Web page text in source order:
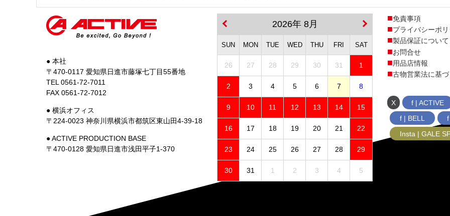
● 本社
〒470-0117 愛知県日進市藤塚七丁目55番地
TEL 0561-72-7011
FAX 0561-72-7012
● 横浜オフィス
〒224-0023 神奈川県横浜市都筑区東山田4-39-18
● ACTIVE PRODUCTION BASE
〒470-0128 愛知県日進市浅田平子1-370
2026年 8月
SUN MON TUE WED THU FRI SAT
26 27 28 29 30 31 1
2 3 4 5 6 7 8
9 10 11 12 13 14 15
16 17 18 19 20 21 22
23 24 25 26 27 28 29
30 31 1 2 3 4 5
免責事項
プライバシーポ
製品保証について
お問合せ
用品店情報
古物営業法に基
X
f | ACTIVE
f | BELL
Insta | GALE